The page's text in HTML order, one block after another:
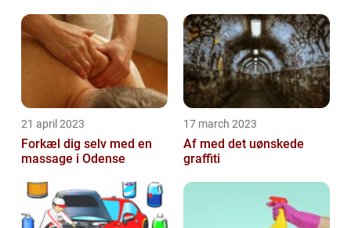
21 april 2023
Forkæl dig selv med en
massage i Odense
17 march 2023
Af med det uønskede
graffiti